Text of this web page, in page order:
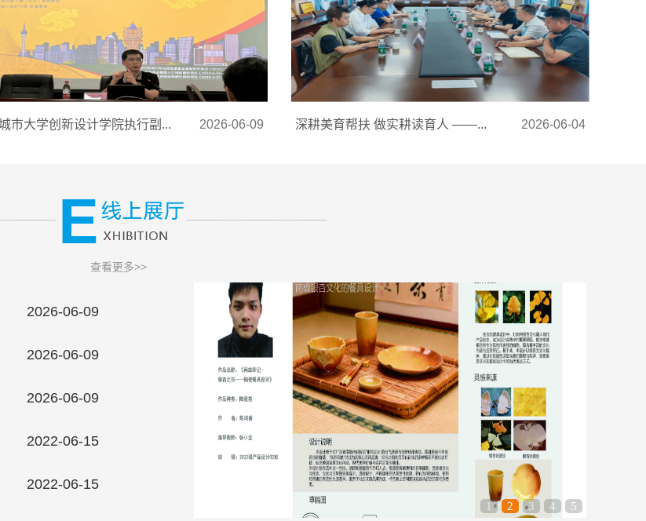
市大学创新设计学院执行副... 2026-06-09 深耕美育帮扶 做实耕读育人 ——... 2026-06-04
查看更多>>
2026-06-09
2026-06-09
2026-06-09
2022-06-15
2022-06-15
1 2 3 4 5